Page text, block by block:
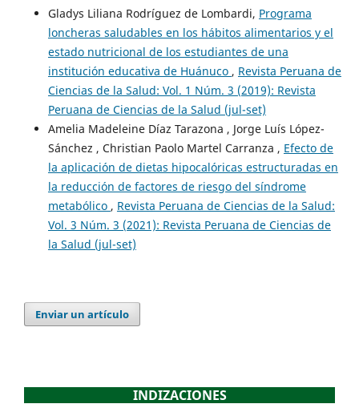
Gladys Liliana Rodríguez de Lombardi, Programa
loncheras saludables en los hábitos alimentarios y el
estado nutricional de los estudiantes de una
institución educativa de Huánuco , Revista Peruana de
Ciencias de la Salud: Vol. 1 Núm. 3 (2019): Revista
Peruana de Ciencias de la Salud (jul-set)
Amelia Madeleine Díaz Tarazona , Jorge Luís López-
Sánchez , Christian Paolo Martel Carranza , Efecto de
la aplicación de dietas hipocalóricas estructuradas en
la reducción de factores de riesgo del síndrome
metabólico , Revista Peruana de Ciencias de la Salud:
Vol. 3 Núm. 3 (2021): Revista Peruana de Ciencias de
la Salud (jul-set)
Enviar un artículo
INDIZACIONES